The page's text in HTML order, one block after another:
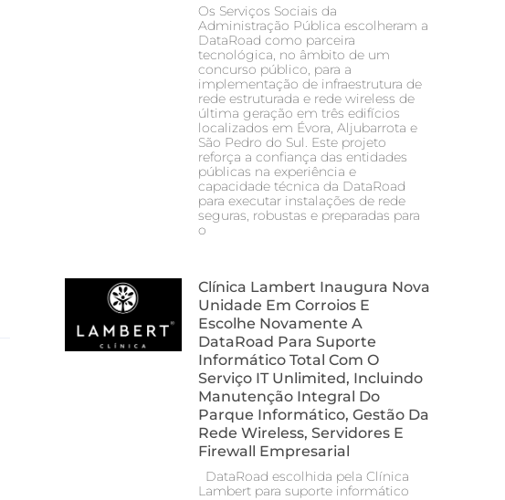
Os Serviços Sociais da
Administração Pública escolheram a
DataRoad como parceira
tecnológica, no âmbito de um
concurso público, para a
implementação de infraestrutura de
rede estruturada e rede wireless de
última geração em três edifícios
localizados em Évora, Aljubarrota e
São Pedro do Sul. Este projeto
reforça a confiança das entidades
públicas na experiência e
capacidade técnica da DataRoad
para executar instalações de rede
seguras, robustas e preparadas para
o
Clínica Lambert Inaugura Nova
Unidade Em Corroios E
Escolhe Novamente A
DataRoad Para Suporte
Informático Total Com O
Serviço IT Unlimited, Incluindo
Manutenção Integral Do
Parque Informático, Gestão Da
Rede Wireless, Servidores E
Firewall Empresarial
DataRoad escolhida pela Clínica
Lambert para suporte informático